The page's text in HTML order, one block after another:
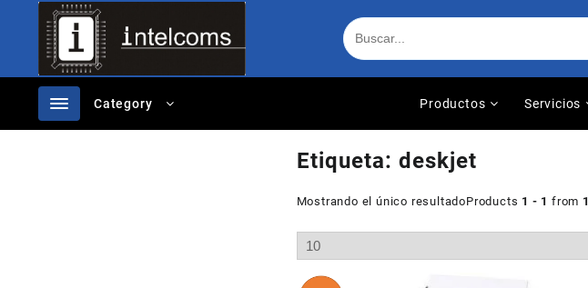
contenido
Category Productos Servicios
Etiqueta: deskjet
Mostrando el único resultadoProducts 1 - 1 from 1